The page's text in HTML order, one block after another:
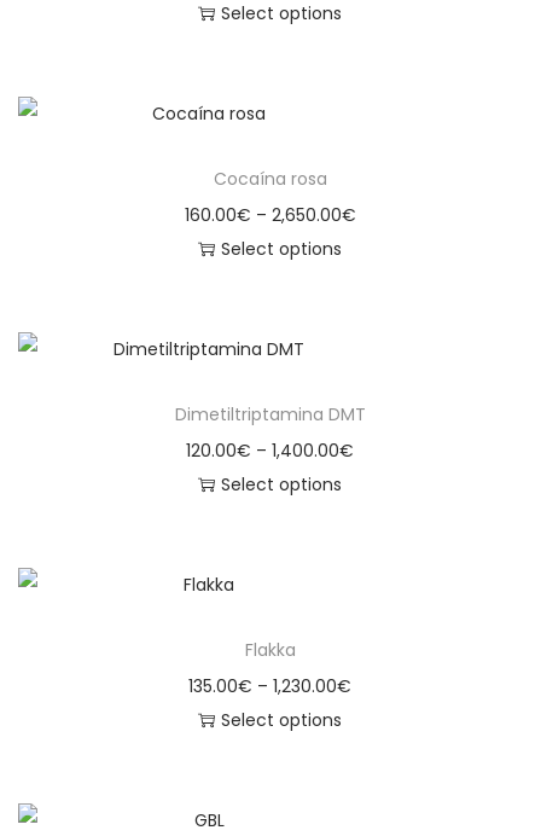
Select options
Cocaína rosa
160.00€ – 2,650.00€
Select options
Dimetiltriptamina DMT
120.00€ – 1,400.00€
Select options
Flakka
135.00€ – 1,230.00€
Select options